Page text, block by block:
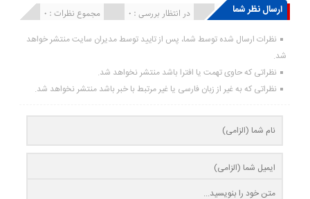
ارسال نظر شما مجموع نظرات : 0 در انتظار بررسی : 0 انتشار یافته : ۰
نظرات ارسال شده توسط شما، پس از تایید توسط مدیران سایت منتشر خواهد
شد.
نظراتی که حاوی تهمت یا افترا باشد منتشر نخواهد شد.
نظراتی که به غیر از زبان فارسی یا غیر مرتبط با خبر باشد منتشر نخواهد شد.